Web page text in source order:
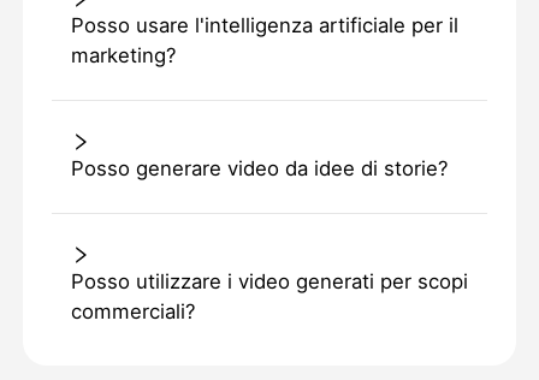
Posso usare l'intelligenza artificiale per il
marketing?
Posso generare video da idee di storie?
Posso utilizzare i video generati per scopi
commerciali?